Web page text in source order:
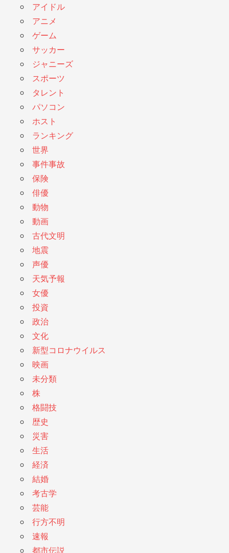
アイドル
アニメ
ゲーム
サッカー
ジャニーズ
スポーツ
タレント
パソコン
ホスト
ランキング
世界
事件事故
保険
俳優
動物
動画
古代文明
地震
声優
天気予報
女優
投資
政治
文化
新型コロナウイルス
映画
未分類
株
格闘技
歴史
災害
生活
経済
結婚
考古学
芸能
行方不明
速報
都市伝説